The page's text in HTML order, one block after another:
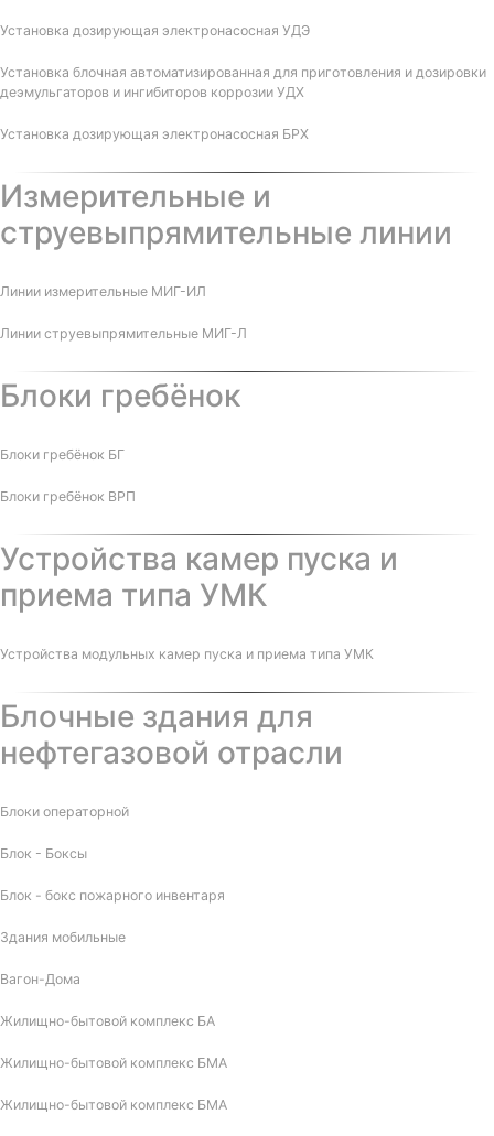
Установка дозирующая электронасосная УДЭ
Установка блочная автоматизированная для приготовления и дозировки
деэмульгаторов и ингибиторов коррозии УДХ
Установка дозирующая электронасосная БРХ
Измерительные и
струевыпрямительные линии
Линии измерительные МИГ-ИЛ
Линии струевыпрямительные МИГ-Л
Блоки гребёнок
Блоки гребёнок БГ
Блоки гребёнок ВРП
Устройства камер пуска и
приема типа УМК
Устройства модульных камер пуска и приема типа УМК
Блочные здания для
нефтегазовой отрасли
Блоки операторной
Блок - Боксы
Блок - бокс пожарного инвентаря
Здания мобильные
Вагон-Дома
Жилищно-бытовой комплекс БА
Жилищно-бытовой комплекс БМА
Жилищно-бытовой комплекс БМА